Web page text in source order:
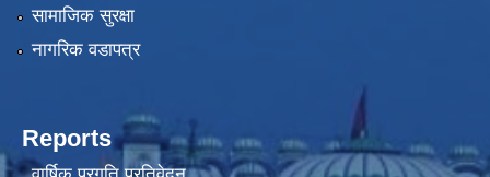
सामाजिक सुरक्षा
नागरिक वडापत्र
Reports